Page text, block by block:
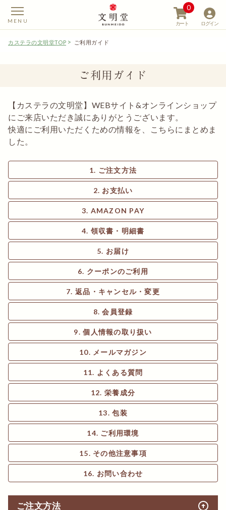
【カステラの文明堂】
ログイン
カート
0
カステラの文明堂TOP ご利用ガイド
ご利用ガイド
【カステラの文明堂】WEBサイト&オンラインショップ
にご来店いただき誠にありがとうございます。
快適にご利用いただくための情報を、こちらにまとめま
した。
ご注文方法
お支払い
AMAZON PAY
領収書・明細書
お届け
クーポンのご利用
返品・キャンセル・変更
会員登録
個人情報の取り扱い
メールマガジン
よくある質問
栄養成分
包装
ご利用環境
その他注意事項
お問い合わせ
ご注文方法 arrow_circle_up